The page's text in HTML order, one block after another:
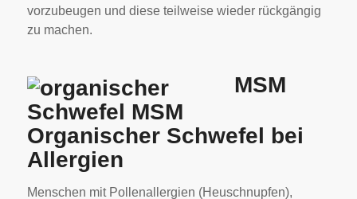
vorzubeugen und diese teilweise wieder rückgängig
zu machen.
MSM
Organischer Schwefel bei
Allergien
Menschen mit Pollenallergien (Heuschnupfen),